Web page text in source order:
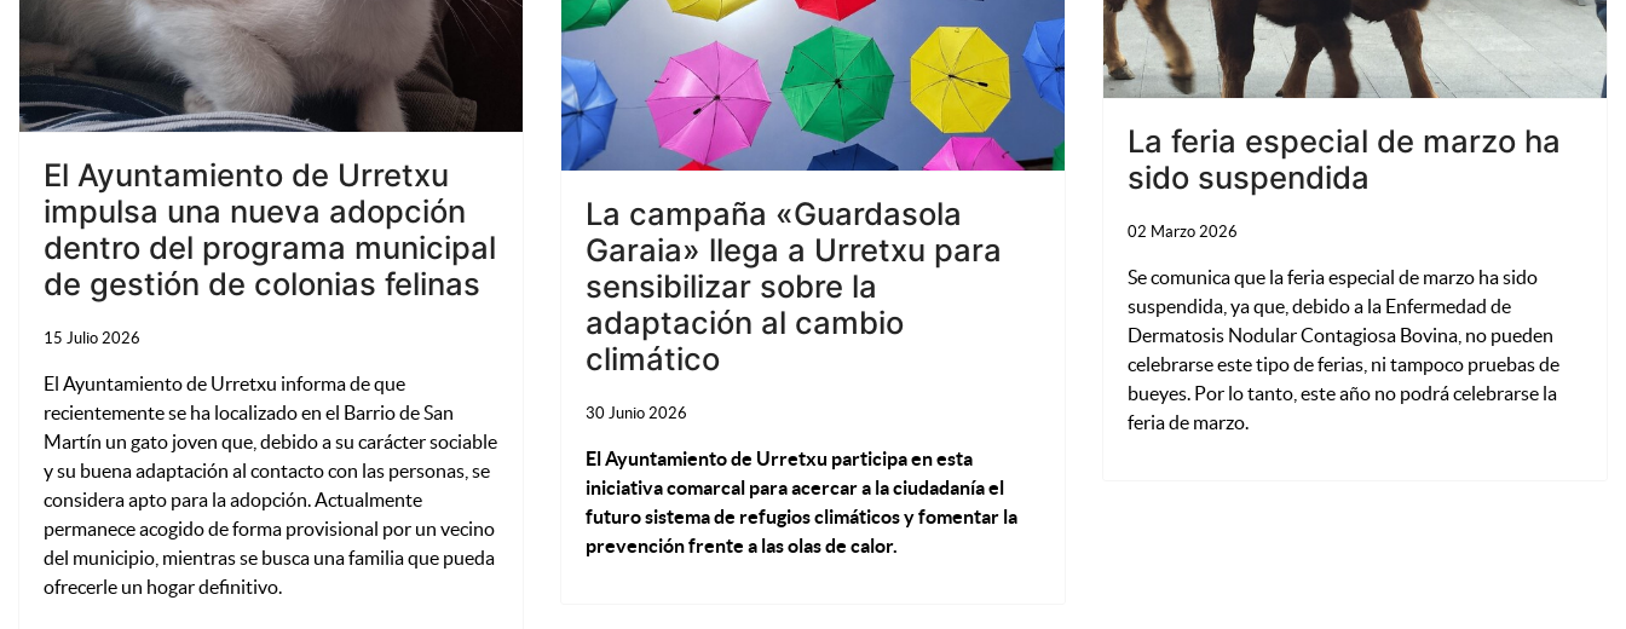
El Ayuntamiento de Urretxu
impulsa una nueva adopción
dentro del programa municipal
de gestión de colonias felinas
15 Julio 2026
El Ayuntamiento de Urretxu informa de que
recientemente se ha localizado en el Barrio de San
Martín un gato joven que, debido a su carácter sociable
y su buena adaptación al contacto con las personas, se
considera apto para la adopción. Actualmente
permanece acogido de forma provisional por un vecino
del municipio, mientras se busca una familia que pueda
ofrecerle un hogar definitivo.
La campaña «Guardasola
Garaia» llega a Urretxu para
sensibilizar sobre la
adaptación al cambio
climático
30 Junio 2026
El Ayuntamiento de Urretxu participa en esta
iniciativa comarcal para acercar a la ciudadanía el
futuro sistema de refugios climáticos y fomentar la
prevención frente a las olas de calor.
La feria especial de marzo ha
sido suspendida
02 Marzo 2026
Se comunica que la feria especial de marzo ha sido
suspendida, ya que, debido a la Enfermedad de
Dermatosis Nodular Contagiosa Bovina, no pueden
celebrarse este tipo de ferias, ni tampoco pruebas de
bueyes. Por lo tanto, este año no podrá celebrarse la
feria de marzo.